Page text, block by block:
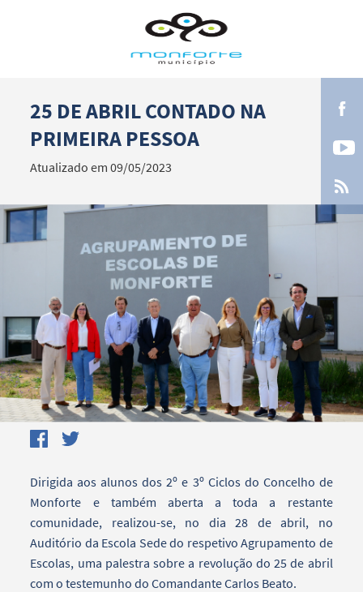
Termo de Pesquisa
Categorias gerais
Filtros
25 DE ABRIL CONTADO NA
PRIMEIRA PESSOA
Atualizado em 09/05/2023
Dirigida aos alunos dos 2º e 3º Ciclos do Concelho de
Monforte e também aberta a toda a restante
comunidade, realizou-se, no dia 28 de abril, no
Auditório da Escola Sede do respetivo Agrupamento de
Escolas, uma palestra sobre a revolução do 25 de abril
com o testemunho do Comandante Carlos Beato.